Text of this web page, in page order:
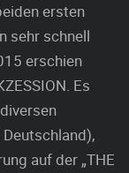
ersten
sehr schnell
erschien
Es
Deutschland),
auf der „THE